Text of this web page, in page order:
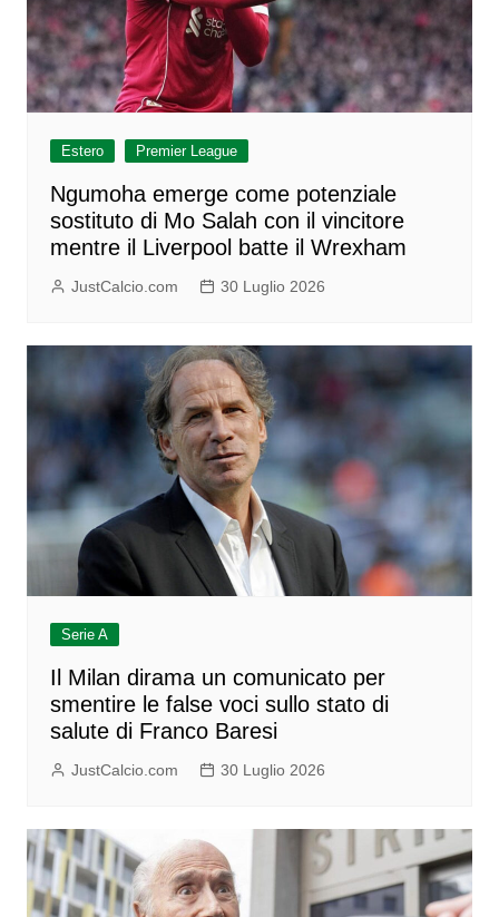
Estero Premier League
Ngumoha emerge come potenziale
sostituto di Mo Salah con il vincitore
mentre il Liverpool batte il Wrexham
JustCalcio.com 30 Luglio 2026
Serie A
Il Milan dirama un comunicato per
smentire le false voci sullo stato di
salute di Franco Baresi
JustCalcio.com 30 Luglio 2026